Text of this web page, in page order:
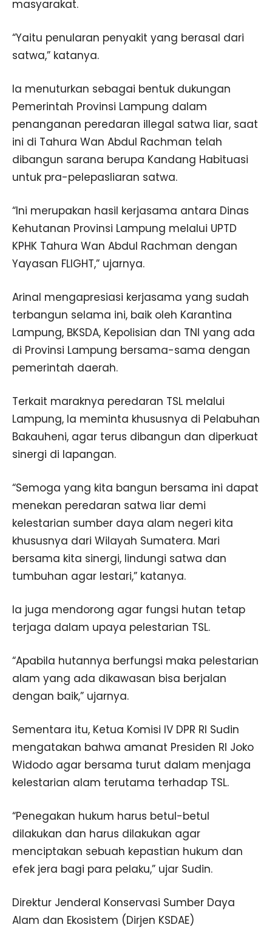
masyarakat.
“Yaitu penularan penyakit yang berasal dari
satwa,” katanya.
Ia menuturkan sebagai bentuk dukungan
Pemerintah Provinsi Lampung dalam
penanganan peredaran illegal satwa liar, saat
ini di Tahura Wan Abdul Rachman telah
dibangun sarana berupa Kandang Habituasi
untuk pra-pelepasliaran satwa.
“Ini merupakan hasil kerjasama antara Dinas
Kehutanan Provinsi Lampung melalui UPTD
KPHK Tahura Wan Abdul Rachman dengan
Yayasan FLIGHT,” ujarnya.
Arinal mengapresiasi kerjasama yang sudah
terbangun selama ini, baik oleh Karantina
Lampung, BKSDA, Kepolisian dan TNI yang ada
di Provinsi Lampung bersama-sama dengan
pemerintah daerah.
Terkait maraknya peredaran TSL melalui
Lampung, Ia meminta khususnya di Pelabuhan
Bakauheni, agar terus dibangun dan diperkuat
sinergi di lapangan.
“Semoga yang kita bangun bersama ini dapat
menekan peredaran satwa liar demi
kelestarian sumber daya alam negeri kita
khususnya dari Wilayah Sumatera. Mari
bersama kita sinergi, lindungi satwa dan
tumbuhan agar lestari,” katanya.
Ia juga mendorong agar fungsi hutan tetap
terjaga dalam upaya pelestarian TSL.
“Apabila hutannya berfungsi maka pelestarian
alam yang ada dikawasan bisa berjalan
dengan baik,” ujarnya.
Sementara itu, Ketua Komisi IV DPR RI Sudin
mengatakan bahwa amanat Presiden RI Joko
Widodo agar bersama turut dalam menjaga
kelestarian alam terutama terhadap TSL.
“Penegakan hukum harus betul-betul
dilakukan dan harus dilakukan agar
menciptakan sebuah kepastian hukum dan
efek jera bagi para pelaku,” ujar Sudin.
Direktur Jenderal Konservasi Sumber Daya
Alam dan Ekosistem (Dirjen KSDAE)